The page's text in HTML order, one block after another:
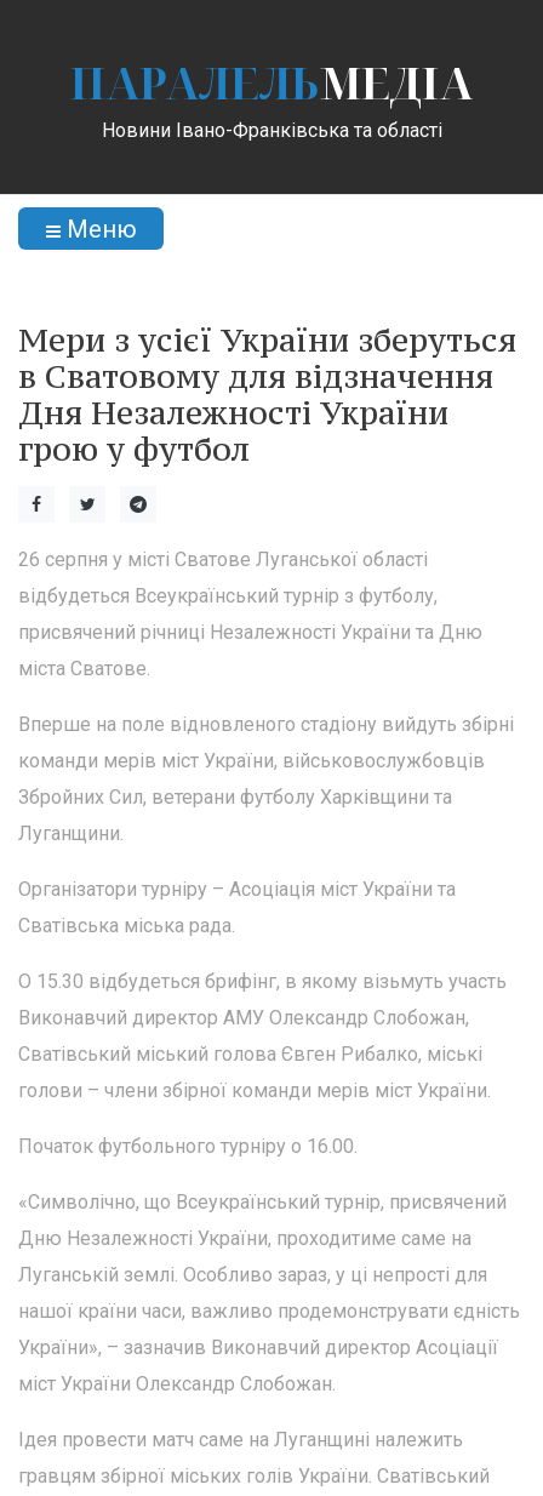
ПАРАЛЕЛЬМЕДІА
Новини Івано-Франківська та області
Меню
Мери з усієї України зберуться
в Сватовому для відзначення
Дня Незалежності України
грою у футбол
26 серпня у місті Сватове Луганської області
відбудеться Всеукраїнський турнір з футболу,
присвячений річниці Незалежності України та Дню
міста Сватове.
Вперше на поле відновленого стадіону вийдуть збірні
команди мерів міст України, військовослужбовців
Збройних Сил, ветерани футболу Харківщини та
Луганщини.
Організатори турніру – Асоціація міст України та
Сватівська міська рада.
О 15.30 відбудеться брифінг, в якому візьмуть участь
Виконавчий директор АМУ Олександр Слобожан,
Сватівський міський голова Євген Рибалко, міські
голови – члени збірної команди мерів міст України.
Початок футбольного турніру о 16.00.
«Символічно, що Всеукраїнський турнір, присвячений
Дню Незалежності України, проходитиме саме на
Луганській землі. Особливо зараз, у ці непрості для
нашої країни часи, важливо продемонструвати єдність
України», – зазначив Виконавчий директор Асоціації
міст України Олександр Слобожан.
Ідея провести матч саме на Луганщині належить
гравцям збірної міських голів України. Сватівський